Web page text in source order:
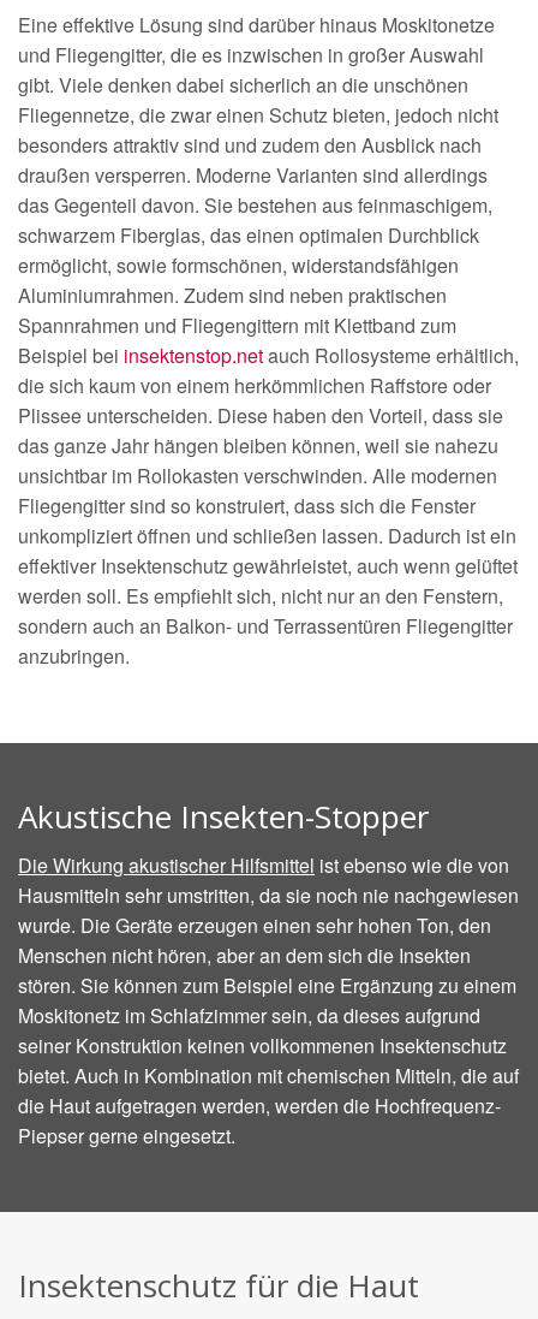
Eine effektive Lösung sind darüber hinaus Moskitonetze
und Fliegengitter, die es inzwischen in großer Auswahl
gibt. Viele denken dabei sicherlich an die unschönen
Fliegennetze, die zwar einen Schutz bieten, jedoch nicht
besonders attraktiv sind und zudem den Ausblick nach
draußen versperren. Moderne Varianten sind allerdings
das Gegenteil davon. Sie bestehen aus feinmaschigem,
schwarzem Fiberglas, das einen optimalen Durchblick
ermöglicht, sowie formschönen, widerstandsfähigen
Aluminiumrahmen. Zudem sind neben praktischen
Spannrahmen und Fliegengittern mit Klettband zum
Beispiel bei insektenstop.netauch Rollosysteme erhältlich,
die sich kaum von einem herkömmlichen Raffstore oder
Plissee unterscheiden. Diese haben den Vorteil, dass sie
das ganze Jahr hängen bleiben können, weil sie nahezu
unsichtbar im Rollokasten verschwinden. Alle modernen
Fliegengitter sind so konstruiert, dass sich die Fenster
unkompliziert öffnen und schließen lassen. Dadurch ist ein
effektiver Insektenschutz gewährleistet, auch wenn gelüftet
werden soll. Es empfiehlt sich, nicht nur an den Fenstern,
sondern auch an Balkon- und Terrassentüren Fliegengitter
anzubringen.
Akustische Insekten-Stopper
Die Wirkung akustischer Hilfsmittel ist ebenso wie die von
Hausmitteln sehr umstritten, da sie noch nie nachgewiesen
wurde. Die Geräte erzeugen einen sehr hohen Ton, den
Menschen nicht hören, aber an dem sich die Insekten
stören. Sie können zum Beispiel eine Ergänzung zu einem
Moskitonetz im Schlafzimmer sein, da dieses aufgrund
seiner Konstruktion keinen vollkommenen Insektenschutz
bietet. Auch in Kombination mit chemischen Mitteln, die auf
die Haut aufgetragen werden, werden die Hochfrequenz-
Piepser gerne eingesetzt.
Insektenschutz für die Haut